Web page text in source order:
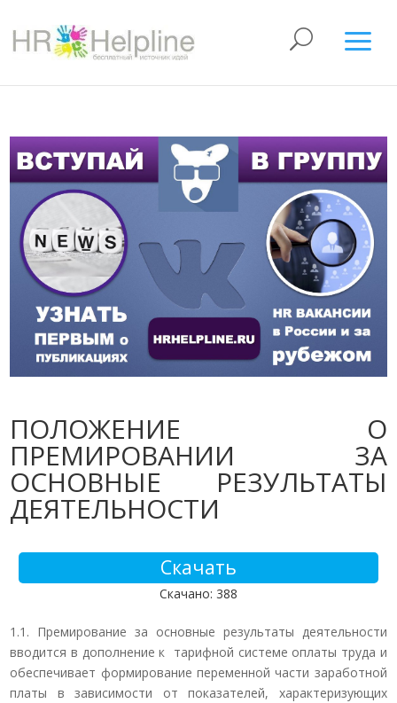
ПОЛОЖЕНИЕ О
ПРЕМИРОВАНИИ ЗА
ОСНОВНЫЕ РЕЗУЛЬТАТЫ
ДЕЯТЕЛЬНОСТИ
Скачать
Скачано: 388
1.1. Премирование за основные результаты деятельности
вводится в дополнение к тарифной системе оплаты труда и
обеспечивает формирование переменной части заработной
платы в зависимости от показателей, характеризующих